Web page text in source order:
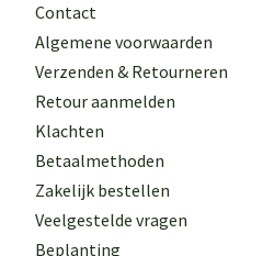
Contact
Algemene voorwaarden
Verzenden & Retourneren
Retour aanmelden
Klachten
Betaalmethoden
Zakelijk bestellen
Veelgestelde vragen
Beplanting